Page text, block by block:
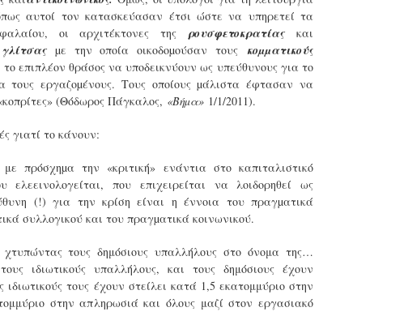
αυτοί τον κατασκεύασαν έτσι ώστε να υπηρετεί τα
οι αρχιτέκτονες της ρουσφετοκρατίαςκαι
µε την οποία οικοδοµούσαν τους κοµµατικούς
επιπλέον θράσος να υποδεικνύουν ως υπεύθυνους για το
τους εργαζοµένους. Τους οποίους µάλιστα έφτασαν να
(Θόδωρος Πάγκαλος, «Βήµα» 1/1/2011).
γιατί το κάνουν:
με πρόσχηµα την «κριτική» ενάντια στο καπιταλιστικό
ελεεινολογείται, που επιχειρείται να λοιδορηθεί ως
(!) για την κρίση είναι η έννοια του πραγµατικά
συλλογικού και του πραγµατικά κοινωνικού.
χτυπώντας τους δημόσιους υπαλλήλους στο όνομα της…
ιδιωτικούς υπαλλήλους, και τους δημόσιους έχουν
ιδιωτικούς τους έχουν στείλει κατά 1,5 εκατομμύριο στην
στην απληρωσιά και όλους μαζί στον εργασιακό
της ΑΔΕΔΥ
ΣτΕ απέρριψε οριστικά την προσφυγή της ΑΔΕΔΥ και ενός
για την επαναφορά των δώρων Χριστουγέννων,
και θερινής άδειας (13ος και 14ος μισθός) στους
του δημόσιου τομέα, κλείνοντας μια μακρά
δεκαετιών που αφορούσε τις μνημονιακές περικοπές.
Γνωστοποίηση έκδοσης οριστικών αποτελεσμάτων –
κατεβάστε την πολυαναμενόμενη εγκύκλιο του Υπ.
Με διαρροή 2 μέρες πριν την στάση εργασίας